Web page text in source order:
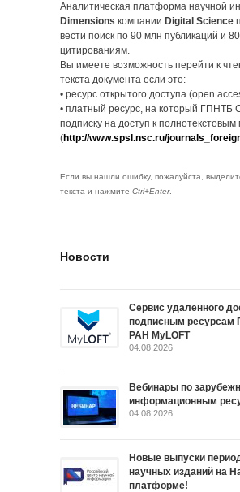
Аналитическая платформа научной
Dimensions компании Digital Science
вести поиск по 90 млн публикаций и
цитированиям.
Вы имеете возможность перейти к
текста документа если это:
• ресурс открытого доступа (open
• платный ресурс, на который ГПНТБ
подписку на доступ к
(http://www.spsl.nsc.ru/
Если вы нашли ошибку, пожалуйста,
текста и нажмите Ctrl+Enter.
Новости
Сервис удалённого
подписным
РАН MyLOFT
04.08.2026
Вебинары по
информационным
04.08.2026
Новые выпуски
научных изданий на
платформе!